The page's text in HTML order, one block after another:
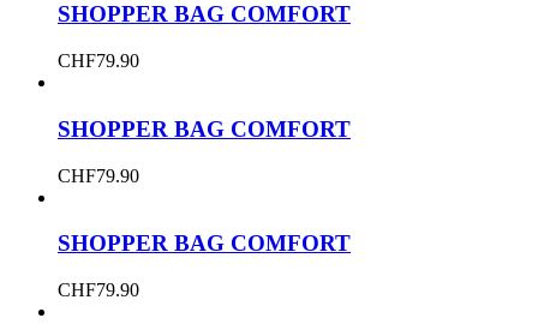
SHOPPER BAG COMFORT
CHF79.90
SHOPPER BAG COMFORT
CHF79.90
SHOPPER BAG COMFORT
CHF79.90